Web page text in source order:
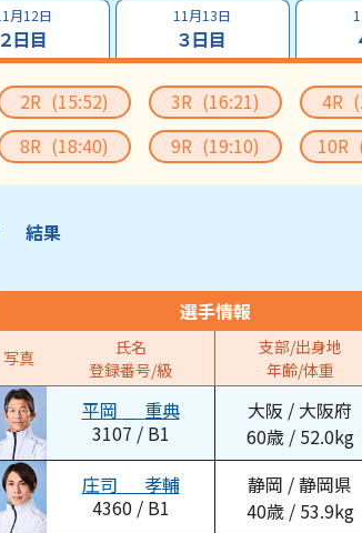
月12日
２日目
11月13日
３日目
2R (15:52) 3R (16:21) 4R
8R (18:40) 9R (19:10) 10R
結果
写真
選手情報
氏名
登録番号/級
支部/出身地
年齢/体重
平岡
重典
3107 / B1
大阪 / 大阪府
60歳 / 52.0kg
庄司
孝輔
4360 / B1
静岡 /静岡県
40歳 / 53.9kg